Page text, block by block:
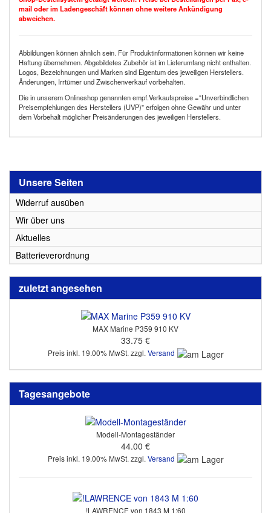
mail oder im Ladengeschäft können ohne weitere Ankündigung
abweichen.
Abbildungen können ähnlich sein. Für Produktinformationen können wir keine
Haftung übernehmen. Abgebildetes Zubehör ist im Lieferumfang nicht enthalten.
Logos, Bezeichnungen und Marken sind Eigentum des jeweiligen Herstellers.
Änderungen, Irrtümer und Zwischenverkauf vorbehalten.
Die in unserem Onlineshop genannten empf.Verkaufspreise ="Unverbindlichen
Preisempfehlungen des Herstellers (UVP)" erfolgen ohne Gewähr und unter
dem Vorbehalt möglicher Preisänderungen des jeweiligen Herstellers.
Unsere Seiten
Widerruf ausüben
Wir über uns
Aktuelles
Batterieverordnung
zuletzt angesehen
MAX Marine P359 910 KV
33.75 €
Preis inkl. 19.00% MwSt. zzgl.Versand
Tagesangebote
Modell-Montageständer
44.00 €
Preis inkl. 19.00% MwSt. zzgl. Versand
!LAWRENCE von 1843 M 1:60